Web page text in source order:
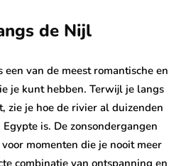
de Nijl
een van de meest romantische en
je kunt hebben. Terwijl je langs
zie je hoe de rivier al duizenden
is. De zonsondergangen
momenten die je nooit meer
combinatie van ontspanning en